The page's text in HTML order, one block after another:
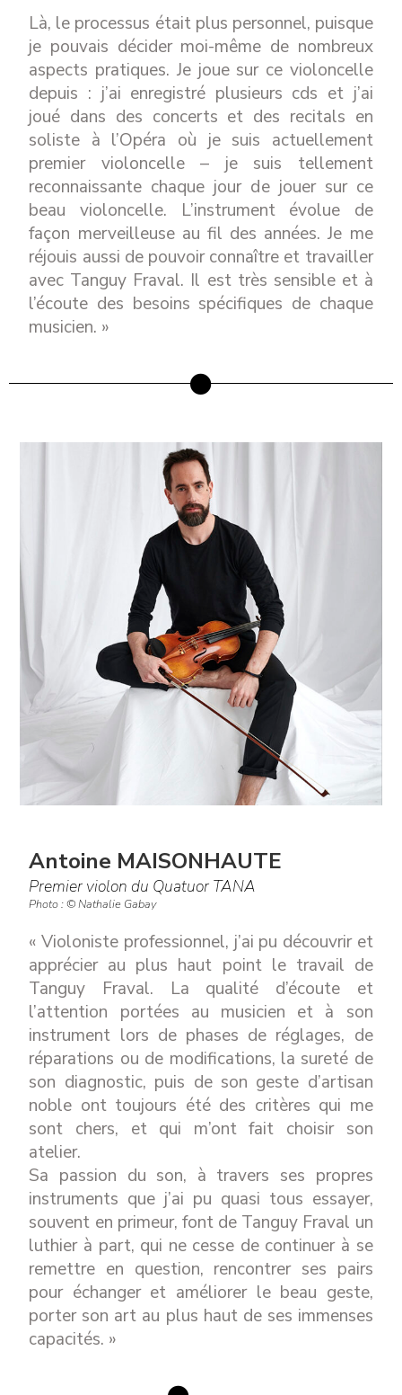
Là, le processus était plus personnel, puisque
je pouvais décider moi-même de nombreux
aspects pratiques. Je joue sur ce violoncelle
depuis : j’ai enregistré plusieurs cds et j’ai
joué dans des concerts et des recitals en
soliste à l’Opéra où je suis actuellement
premier violoncelle – je suis tellement
reconnaissante chaque jour de jouer sur ce
beau violoncelle. L’instrument évolue de
façon merveilleuse au fil des années. Je me
réjouis aussi de pouvoir connaître et travailler
avec Tanguy Fraval. Il est très sensible et à
l’écoute des besoins spécifiques de chaque
musicien. »
Antoine MAISONHAUTE
Premier violon du Quatuor TANA
Photo : © Nathalie Gabay
« Violoniste professionnel, j’ai pu découvrir et
apprécier au plus haut point le travail de
Tanguy Fraval. La qualité d’écoute et
l’attention portées au musicien et à son
instrument lors de phases de réglages, de
réparations ou de modifications, la sureté de
son diagnostic, puis de son geste d’artisan
noble ont toujours été des critères qui me
sont chers, et qui m’ont fait choisir son
atelier.
Sa passion du son, à travers ses propres
instruments que j’ai pu quasi tous essayer,
souvent en primeur, font de Tanguy Fraval un
luthier à part, qui ne cesse de continuer à se
remettre en question, rencontrer ses pairs
pour échanger et améliorer le beau geste,
porter son art au plus haut de ses immenses
capacités. »